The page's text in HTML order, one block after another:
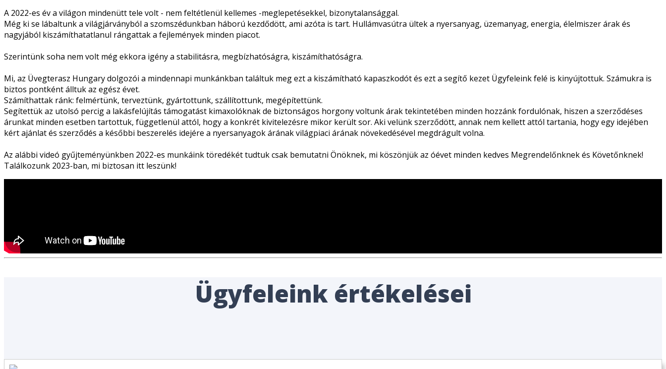
A 2022-es év a világon mindenütt tele volt - nem feltétlenül kellemes -meglepetésekkel, bizonytalansággal.
Még ki se lábaltunk a világjárványból a szomszédunkban háború kezdődött, ami azóta is tart. Hullámvasútra ültek a nyersanyag, üzemanyag, energia, élelmiszer árak és
nagyjából kiszámíthatatlanul rángattak a fejlemények minden piacot.
Szerintünk soha nem volt még ekkora igény a stabilitásra, megbízhatóságra, kiszámíthatóságra.
Mi, az Üvegterasz Hungary dolgozói a mindennapi munkánkban találtuk meg ezt a kiszámítható kapaszkodót és ezt a segítő kezet Ügyfeleink felé is kinyújtottuk. Számukra is
biztos pontként álltuk az egész évet.
Számíthattak ránk: felmértünk, terveztünk, gyártottunk, szállítottunk, megépítettünk.
Segítettük az utolsó percig a lakásfelújítás támogatást kimaxolóknak de biztonságos horgony voltunk árak tekintetében minden hozzánk fordulónak, hiszen a szerződéses
árunkat minden esetben tartottuk, függetlenül attól, hogy a konkrét kivitelezésre mikor került sor. Aki velünk szerződött, annak nem kellett attól tartania, hogy egy idejében
kért ajánlat és szerződés a későbbi beszerelés idejére a nyersanyagok árának világpiaci árának növekedésével megdrágult volna.
Az alábbi videó gyűjteményünkben 2022-es munkáink töredékét tudtuk csak bemutatni Önöknek, mi köszönjük az óévet minden kedves Megrendelőnknek és Követőnknek!
Találkozunk 2023-ban, mi biztosan itt leszünk!
Ügyfeleink értékelései